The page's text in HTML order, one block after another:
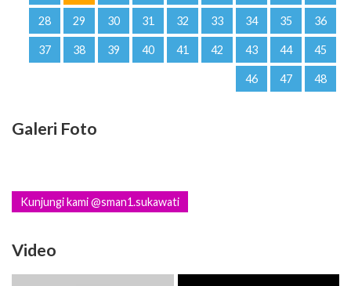
28 29 30 31 32 33 34 35 36
37 38 39 40 41 42 43 44 45
46 47 48
Galeri Foto
Kunjungi kami @sman1.sukawati
Video